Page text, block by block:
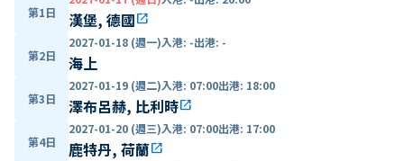
第1日 漢堡, 德國open_in_new
第2日
2027-01-18 (週一)入港: -出港: -
海上
第3日
2027-01-19 (週二)入港: 07:00出港: 18:00
澤布呂赫, 比利時open_in_new
第4日
2027-01-20 (週三)入港: 07:00出港: 17:00
鹿特丹, 荷蘭open_in_new